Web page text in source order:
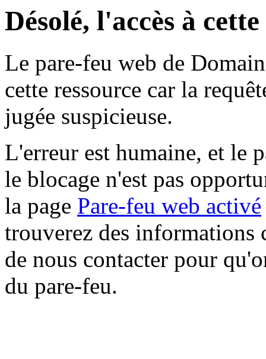
Désolé, l'accès à
Le pare-feu web de
cette ressource car la
jugée suspicieuse.
L'erreur est humaine, et le
le blocage n'est pas
la page Pare-feu web activé
trouverez des informations
de nous contacter pour
du pare-feu.